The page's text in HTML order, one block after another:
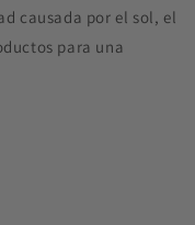
causada por el sol, el
para una